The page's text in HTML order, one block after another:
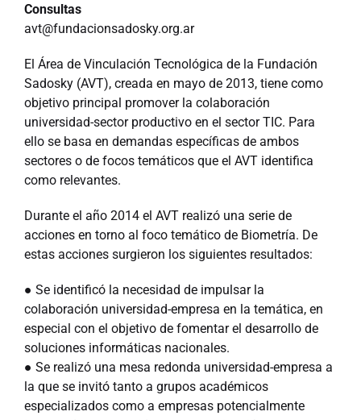
Consultas
avt@fundacionsadosky.org.ar
El Área de Vinculación Tecnológica de la Fundación
Sadosky (AVT), creada en mayo de 2013, tiene como
objetivo principal promover la colaboración
universidad-sector productivo en el sector TIC. Para
ello se basa en demandas específicas de ambos
sectores o de focos temáticos que el AVT identifica
como relevantes.
Durante el año 2014 el AVT realizó una serie de
acciones en torno al foco temático de Biometría. De
estas acciones surgieron los siguientes resultados:
● Se identificó la necesidad de impulsar la
colaboración universidad-empresa en la temática, en
especial con el objetivo de fomentar el desarrollo de
soluciones informáticas nacionales.
● Se realizó una mesa redonda universidad-empresa a
la que se invitó tanto a grupos académicos
especializados como a empresas potencialmente